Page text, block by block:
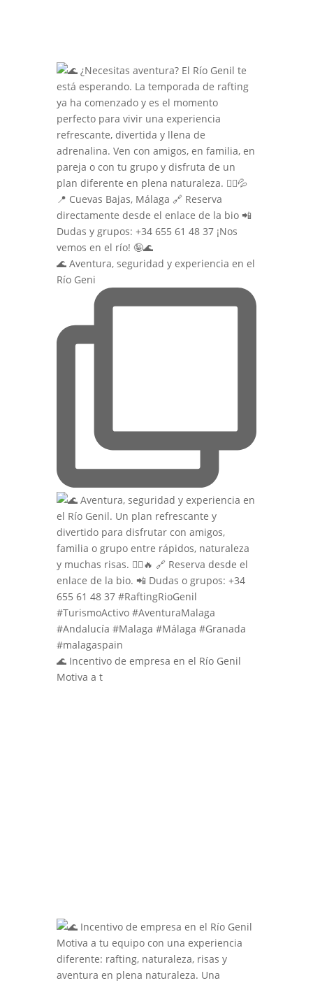
🌊 Aventura, seguridad y experiencia en el
Río Geni
🌊 Incentivo de empresa en el Río Genil
Motiva a t